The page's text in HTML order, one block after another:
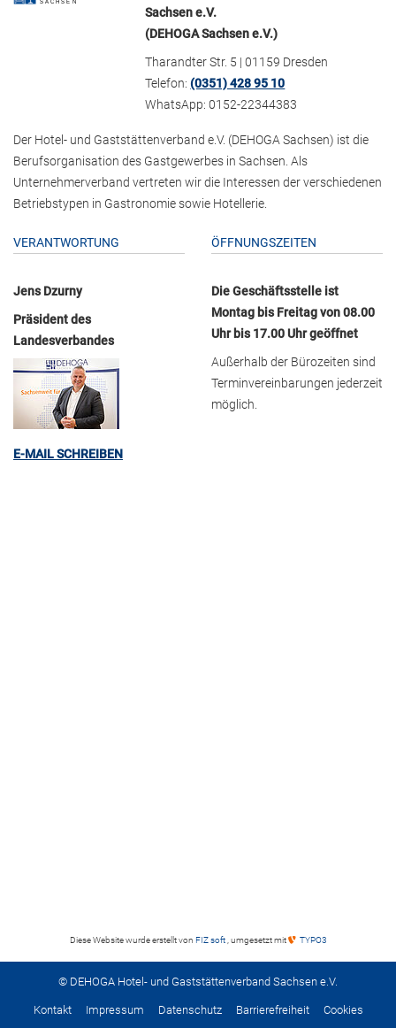
Sachsen e.V.
(DEHOGA Sachsen e.V.)
Tharandter Str. 5 | 01159 Dresden
Telefon:(0351) 428 95 10
WhatsApp: 0152-22344383
Der Hotel- und Gaststättenverband e.V. (DEHOGA Sachsen) ist die
Berufsorganisation des Gastgewerbes in Sachsen. Als
Unternehmerverband vertreten wir die Interessen der verschiedenen
Betriebstypen in Gastronomie sowie Hotellerie.
VERANTWORTUNG
Jens Dzurny
Präsident des
Landesverbandes
E-MAIL SCHREIBEN
ÖFFNUNGSZEITEN
Die Geschäftsstelle ist
Montag bis Freitag von 08.00
Uhr bis 17.00 Uhr geöffnet
Außerhalb der Bürozeiten sind
Terminvereinbarungen jederzeit
möglich.
Diese Website wurde erstellt von FIZ soft , umgesetzt mit TYPO3
© DEHOGA Hotel- und Gaststättenverband Sachsen e.V.
Kontakt Impressum Datenschutz Barrierefreiheit Cookies